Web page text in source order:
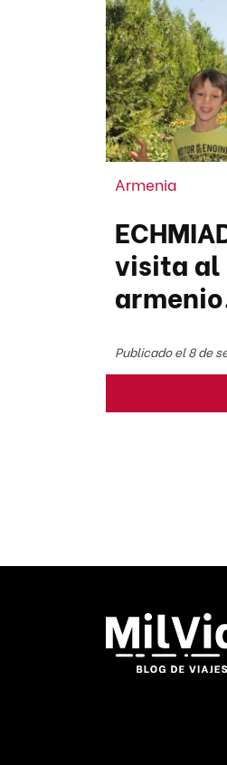
Armenia
visita al
Publicado el 8 de